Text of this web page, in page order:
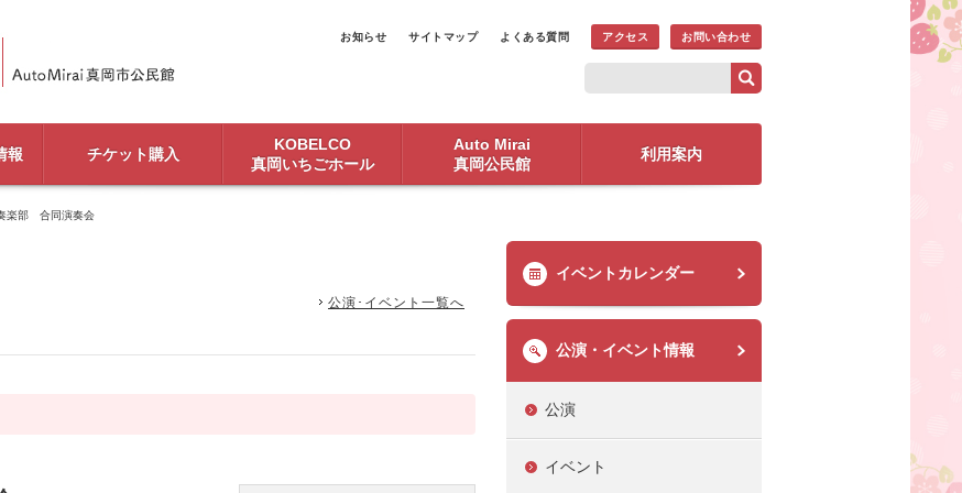
お知らせ サイトマップ よくある質問 アクセス お問い合わせ
報 チケット購入
KOBELCO
真岡いちごホール
Auto Mirai
真岡公民館
利用案内
楽部 合同演奏会
公演･イベント一覧へ
イベントカレンダー
公演・イベント情報
公演
イベント